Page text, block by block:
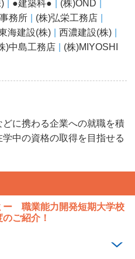
●建築科●
(株)OND
務所
(株)弘栄工務店
海建設(株)
西濃建設(株)
)中島工務店
(株)MIYOSHI
に携わる企業への就職を積
中の資格の取得を目指せる
ー 職業能力開発短期大学校
ご紹介！